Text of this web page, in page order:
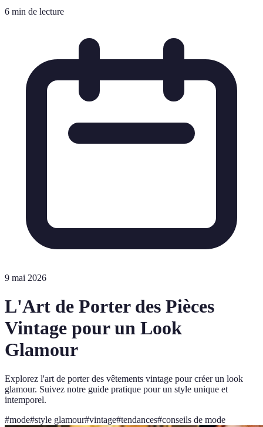
6 min de lecture
9 mai 2026
L'Art de Porter des Pièces
Vintage pour un Look
Glamour
Explorez l'art de porter des vêtements vintage pour créer un look
glamour. Suivez notre guide pratique pour un style unique et
intemporel.
#mode#style glamour#vintage#tendances#conseils de mode